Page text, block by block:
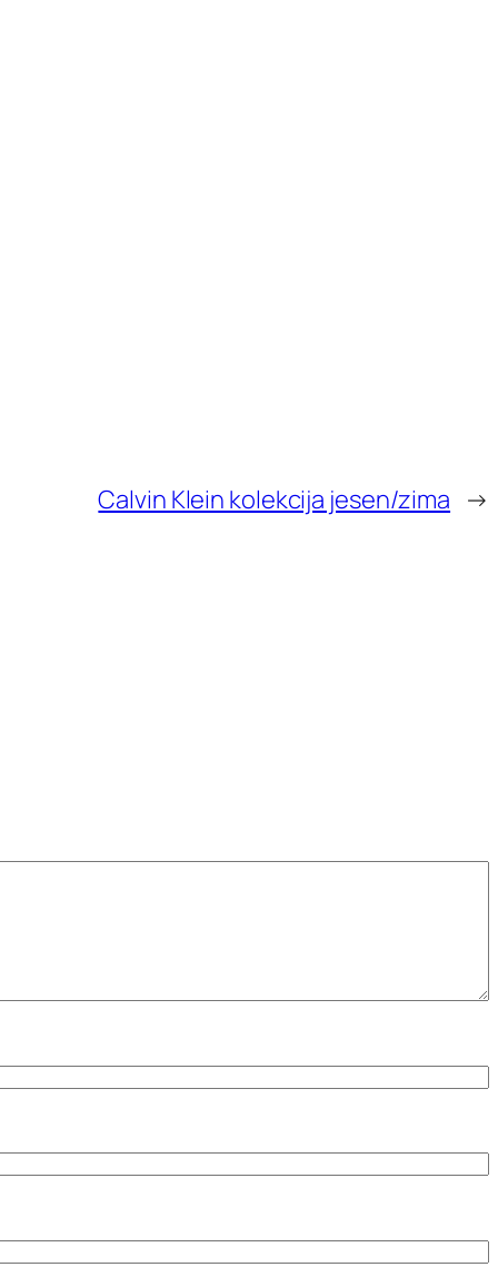
Calvin Klein kolekcija jesen/zima →